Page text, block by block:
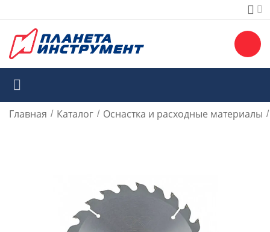
Главная / Каталог / Оснастка и расходные материалы /